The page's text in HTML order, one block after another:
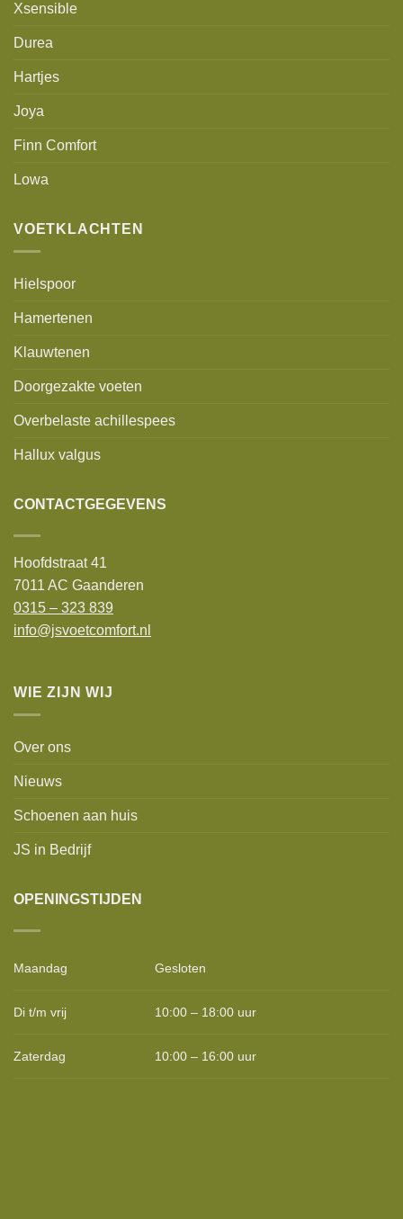
Xsensible
Durea
Hartjes
Joya
Finn Comfort
Lowa
VOETKLACHTEN
Hielspoor
Hamertenen
Klauwtenen
Doorgezakte voeten
Overbelaste achillespees
Hallux valgus
CONTACTGEGEVENS
Hoofdstraat 41
7011 AC Gaanderen
0315 – 323 839
info@jsvoetcomfort.nl
WIE ZIJN WIJ
Over ons
Nieuws
Schoenen aan huis
JS in Bedrijf
OPENINGSTIJDEN
Maandag Gesloten
Di t/m vrij 10:00 – 18:00 uur
Zaterdag 10:00 – 16:00 uur